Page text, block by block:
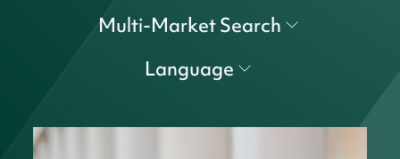
Multi-Market Search
Language